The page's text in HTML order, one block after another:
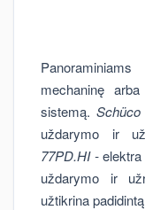
mechaninę
sistemą.
uždarymo ir
77PD.HI -
uždarymo ir
užtikrina